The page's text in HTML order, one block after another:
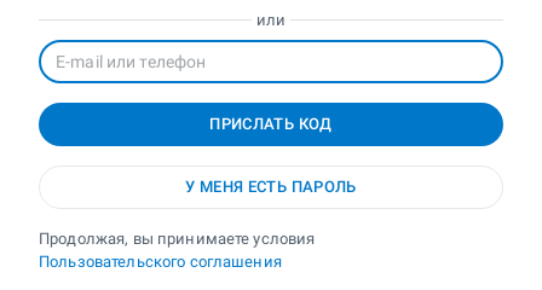
или
ПРИСЛАТЬ КОД
У МЕНЯ ЕСТЬ ПАРОЛЬ
Продолжая, вы принимаете условия
Пользовательского соглашения